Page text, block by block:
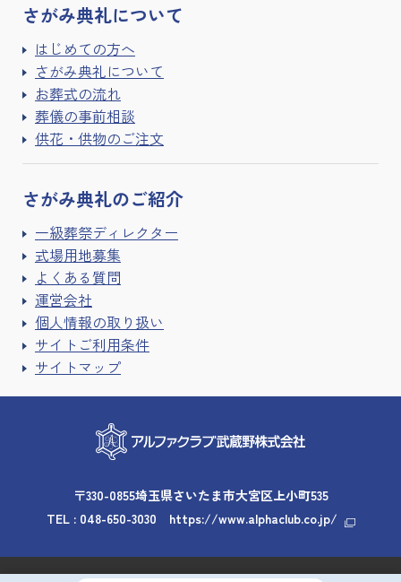
さがみ典礼について
はじめての方へ
さがみ典礼について
お葬式の流れ
葬儀の事前相談
供花・供物のご注文
さがみ典礼のご紹介
一級葬祭ディレクター
式場用地募集
よくある質問
運営会社
個人情報の取り扱い
サイトご利用条件
サイトマップ
〒330-0855埼玉県さいたま市大宮区上小町535
TEL : 048-650-3030 https://www.alphaclub.co.jp/